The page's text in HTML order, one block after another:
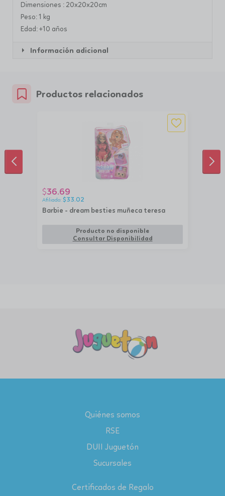
Dimensiones : 20x20x20cm
Peso: 1 kg
Edad: +10 años
Información adicional
Productos relacionados
Barbie - dream besties muñeca teresa
$36.69
$33.02
Producto no disponible
Consultar Disponibilidad
ANTERIOR
Quiénes somos
RSE
DUII Juguetón
Sucursales
Certificados de Regalo